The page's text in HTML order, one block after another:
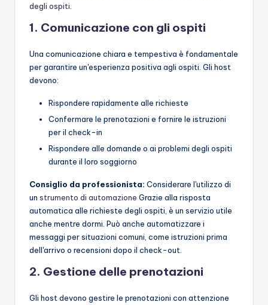
degli ospiti
1. Comunicazione con gli ospiti
Una comunicazione chiara e tempestiva è fondamentale
per garantire un'esperienza positiva agli ospiti. Gli host
devono:
Rispondere rapidamente alle richieste
Confermare le prenotazioni e fornire le istruzioni
per il check-in
Rispondere alle domande o ai problemi degli ospiti
durante il loro soggiorno
Consiglio da professionista: Considerare l'utilizzo di
un strumento di automazione Grazie alla risposta
automatica alle richieste degli ospiti, è un servizio utile
anche mentre dormi. Può anche automatizzare i
messaggi per situazioni comuni, come istruzioni prima
dell'arrivo o recensioni dopo il check-out.
2. Gestione delle prenotazioni
Gli host devono gestire le prenotazioni con attenzione